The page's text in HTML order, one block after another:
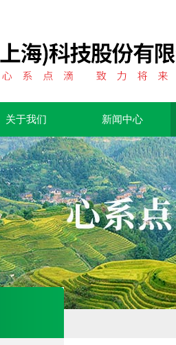
关于我们 新闻中心